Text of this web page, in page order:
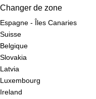
Changer de zone
Espagne - Îles Canaries
Suisse
Belgique
Slovakia
Latvia
Luxembourg
Ireland